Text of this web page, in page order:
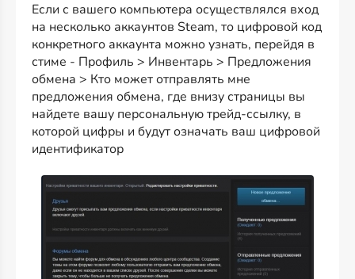
Если с вашего компьютера осуществлялся вход
на несколько аккаунтов Steam, то цифровой код
конкретного аккаунта можно узнать, перейдя в
стиме - Профиль > Инвентарь > Предложения
обмена > Кто может отправлять мне
предложения обмена, где внизу страницы вы
найдете вашу персональную трейд-ссылку, в
которой цифры и будут означать ваш цифровой
идентификатор